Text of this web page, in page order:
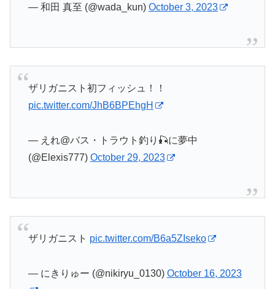
— 和田 真至 (@wada_kun) October 3, 2023
ザリガニスト初フィッシュ！！
pic.twitter.com/JhB6BPEhgH
— えれ@バス・トラウト釣り🎣に夢中
(@Elexis777) October 29, 2023
ザリガニスト pic.twitter.com/B6a5ZIseko
— にきりゅー (@nikiryu_0130) October 16, 2023